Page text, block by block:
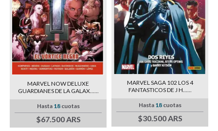
MARVEL NOW DELUXE
GUARDIANES DE LA GALAX......
Hasta 18cuotas
$67.500 ARS
MARVEL SAGA 102 LOS 4
FANTASTICOS DE J H......
Hasta 18cuotas
$30.500 ARS